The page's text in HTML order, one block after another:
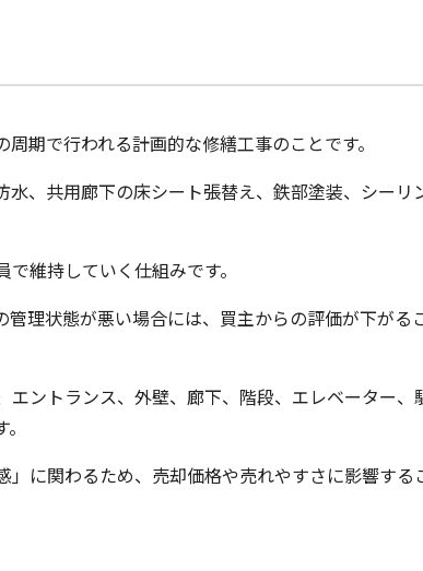
期で行われる計画的な修繕工事のことです。
、共用廊下の床シート張替え、鉄部塗装、シーリ
維持していく仕組みです。
理状態が悪い場合には、買主からの評価が下がる
ントランス、外壁、廊下、階段、エレベーター、
に関わるため、売却価格や売れやすさに影響する